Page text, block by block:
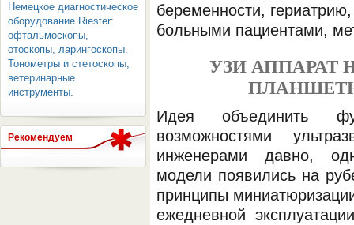
Немецкое диагностическое
оборудование Riester:
офтальмоскопы,
отоскопы, ларингоскопы.
Тонометры и стетоскопы,
ветеринарные
инструменты.
Рекомендуем
беременности,
больными пациентами,
УЗИ АППАРАТ
Идея объединить
возможностями
инженерами давно,
модели появились на
принципы
ежедневной